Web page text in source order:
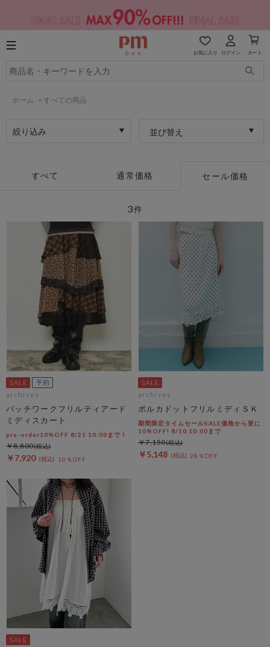
お気に入り ログイン カート
ホーム > すべての商品
絞り込み 並び替え
すべて 通常価格 セール価格
3件
archives
パッチワークフリルティアード
ミディスカート
pre-order10%OFF 8/21 10:00まで！
￥7,920 10％OFF
￥8,800
archives
ポルカドットフリルミディＳＫ
期間限定タイムセールSALE価格から更に
10%OFF! 8/10 10:00まで
￥5,148 28％OFF
￥7,150